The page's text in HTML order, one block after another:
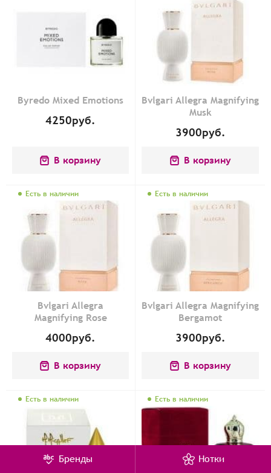
Byredo Mixed Emotions
4250руб.
В корзину
Bvlgari Allegra Magnifying
Musk
3900руб.
В корзину
Есть в наличии
Bvlgari Allegra
Magnifying Rose
4000руб.
В корзину
Есть в наличии
Bvlgari Allegra Magnifying
Bergamot
3900руб.
В корзину
Есть в наличии Есть в наличии
Бренды Нотки